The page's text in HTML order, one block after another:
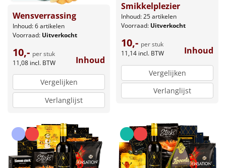
Wensverrassing
Inhoud: 6 artikelen
Voorraad: Uitverkocht
10,- per stuk
11,08 incl. BTW Inhoud
Vergelijken
Verlanglijst
Smikkelplezier
Inhoud: 25 artikelen
Voorraad: Uitverkocht
10,- per stuk
11,14 incl. BTW Inhoud
Vergelijken
Verlanglijst